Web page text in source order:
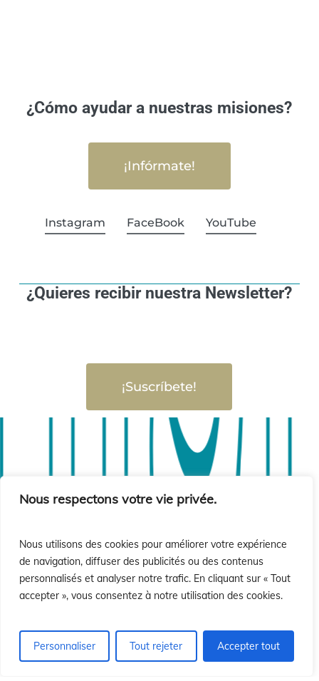
Nous respectons votre vie privée.
Nous utilisons des cookies pour améliorer votre expérience
de navigation, diffuser des publicités ou des contenus
personnalisés et analyser notre trafic. En cliquant sur « Tout
accepter », vous consentez à notre utilisation des cookies.
Personnaliser Tout rejeter Accepter tout
¿Cómo ayudar a nuestras misiones?
¡Infórmate!
Instagram FaceBook YouTube
¿Quieres recibir nuestra Newsletter?
¡Suscríbete!